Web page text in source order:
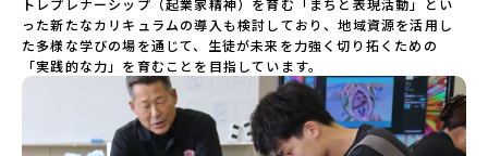
った新たなカリキュラムの導入も検討しており、地域資源を活用し
た多様な学びの場を通じて、生徒が未来を力強く切り拓くための